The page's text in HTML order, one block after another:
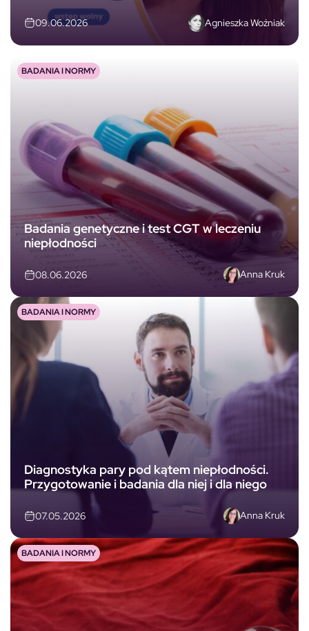
09.06.2026 Agnieszka Woźniak
Badania genetyczne i test CGT w leczeniu
niepłodności
08.06.2026 Anna Kruk
BADANIA I NORMY
Diagnostyka pary pod kątem niepłodności.
Przygotowanie i badania dla niej i dla niego
07.05.2026 Anna Kruk
BADANIA I NORMY
BADANIA I NORMY